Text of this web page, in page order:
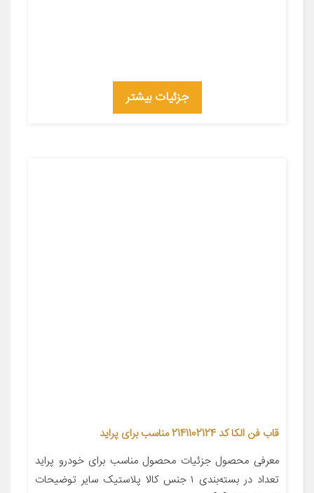
جزئیات بیشتر
قاب فن الکا کد 2141102124 مناسب برای پراید
معرفی محصول جزئیات محصول مناسب برای خودرو پراید
تعداد در بسته‌بندی ۱ جنس کالا پلاستیک سایر توضیحات